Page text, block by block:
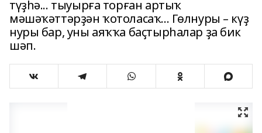
түҙһә... тыуырға торған артыҡ
мәшәҡәттәрҙән ҡотоласаҡ... Гөлнуры – күҙ
нуры бар, уны аяҡҡа баҫтырһалар ҙа бик
шәп.